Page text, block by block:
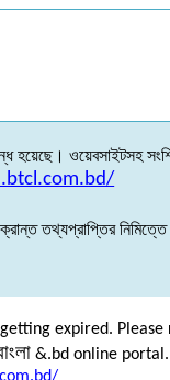
হয়েছে।ওয়েবসাইটসহ
তথ্যপ্রাপ্তির নিমিত্তে
expired.
&.bd online portal.